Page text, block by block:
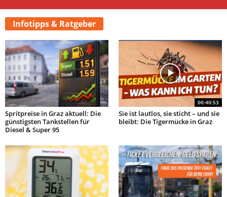
Infotipps & Ratgeber
Spritpreise in Graz aktuell: Die
günstigsten Tankstellen für
Diesel & Super 95
00:40:53
Sie ist lautlos, sie sticht – und sie
bleibt: Die Tigermücke in Graz